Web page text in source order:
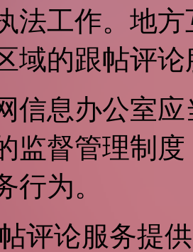
法工作。地
域的跟帖评
信息办公室
监督管理制
行为。
评论服务提